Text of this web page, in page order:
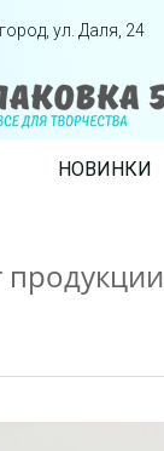
ул. Даля, 24
НОВИНКИ
продукции